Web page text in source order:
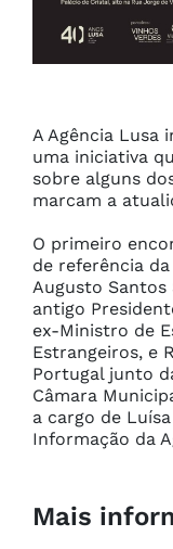
A Agência Lusa
uma iniciativa
sobre alguns
marcam a
O primeiro
de referência
Augusto
antigo
ex-Ministro de
Estrangeiros, e
Portugal junto
Câmara
a cargo de
Informação da
Mais